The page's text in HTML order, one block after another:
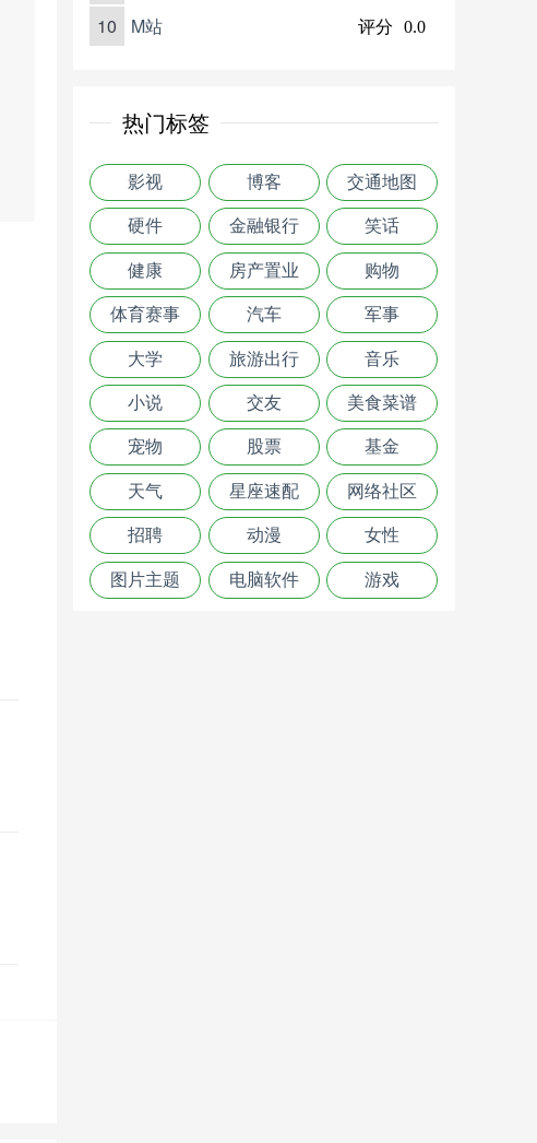
10 M站 评分 0.0
热门标签
影视 博客 交通地图
硬件 金融银行 笑话
健康 房产置业 购物
体育赛事 汽车 军事
大学 旅游出行 音乐
小说 交友 美食菜谱
宠物 股票 基金
天气 星座速配 网络社区
招聘 动漫 女性
图片主题 电脑软件 游戏